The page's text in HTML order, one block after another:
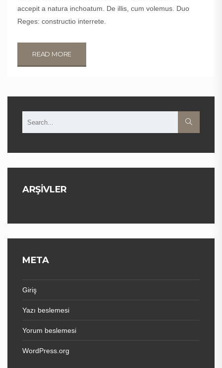
accepit a natura inchoatum. De illis, cum volemus. Duo
Reges: constructio interrete.
READ MORE
ARŞIVLER
META
Giriş
Yazı beslemesi
Yorum beslemesi
WordPress.org